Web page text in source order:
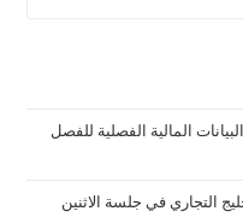
المالية الفصلية للفصل
التجاري في جلسة الاثنين